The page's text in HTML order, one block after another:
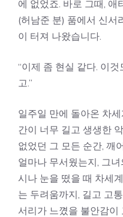
에 없었죠. 바로 그때, 애
(허남준 분) 품에서 신서
이 터져 나왔습니다.
“이제 좀 현실 같다. 이
고.”
일주일 만에 돌아온 차
간이 너무 길고 생생한
없었던 그 모든 순간, 깨
얼마나 무서웠는지, 그
시나 눈을 떴을 때 차세
는 두려움까지, 길고 고
서리가 느꼈을 불안감